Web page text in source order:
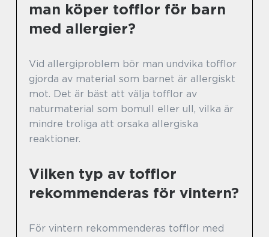
man köper tofflor för barn
med allergier?
Vid allergiproblem bör man undvika tofflor
gjorda av material som barnet är allergiskt
mot. Det är bäst att välja tofflor av
naturmaterial som bomull eller ull, vilka är
mindre troliga att orsaka allergiska
reaktioner.
Vilken typ av tofflor
rekommenderas för vintern?
För vintern rekommenderas tofflor med